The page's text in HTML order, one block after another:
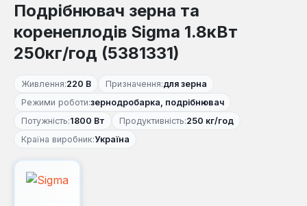
Подрібнювач зерна та
коренеплодів Sigma 1.8кВт
250кг/год (5381331)
Живлення:220 В Призначення:для зерна
Режими роботи:зернодробарка, подрібнювач
Потужність:1800 Вт Продуктивність:250 кг/год
Країна виробник:Україна